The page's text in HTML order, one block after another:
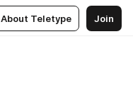
About Teletype Join